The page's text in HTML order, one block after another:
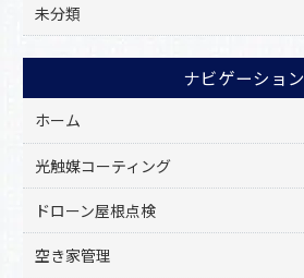
未分類
ナビゲーション
ホーム
光触媒コーティング
ドローン屋根点検
空き家管理